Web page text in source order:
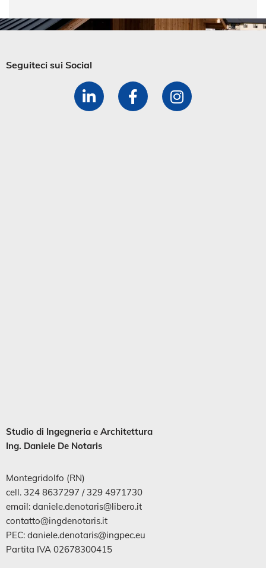
Seguiteci sui Social​
Studio di Ingegneria e Architettura
Ing. Daniele De Notaris
Montegridolfo (RN)
cell. 324 8637297 / 329 4971730
email: daniele.denotaris@libero.it
contatto@ingdenotaris.it
PEC: daniele.denotaris@ingpec.eu
Partita IVA 02678300415